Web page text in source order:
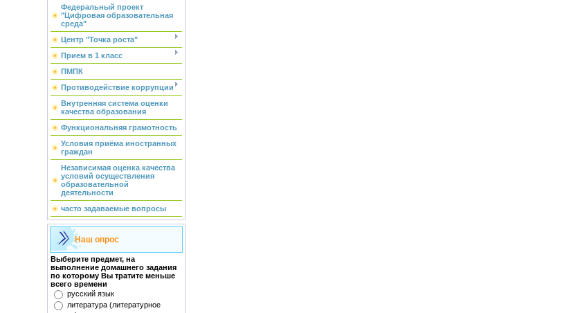
Федеральный проект
"Цифровая образовательная
среда"
Центр "Точка роста"
Прием в 1 класс
ПМПК
Противодействие коррупции
Внутренняя система оценки
качества образования
Функциональняя грамотность
Условия приёма иностранных
граждан
Независимая оценка качества
условий осуществления
образовательной
деятельности
часто задаваемые вопросы
Наш опрос
Выберите предмет, на
выполнение домашнего задания
по которому Вы тратите меньше
всего времени
русский язык
литература (литературное